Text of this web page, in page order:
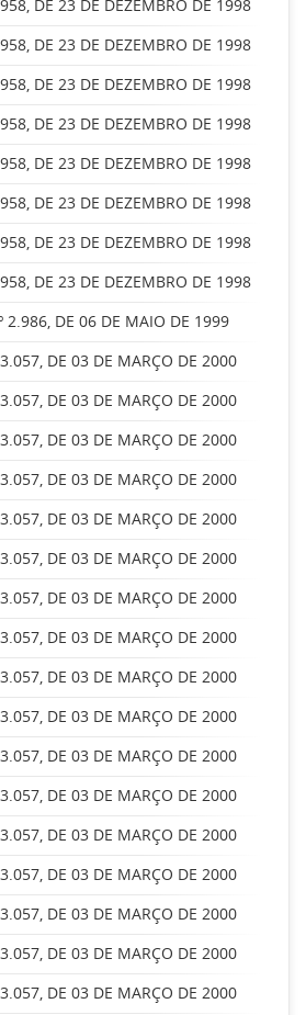
DE 23 DE DEZEMBRO DE 1998
DE 23 DE DEZEMBRO DE 1998
DE 23 DE DEZEMBRO DE 1998
DE 23 DE DEZEMBRO DE 1998
DE 23 DE DEZEMBRO DE 1998
DE 23 DE DEZEMBRO DE 1998
DE 23 DE DEZEMBRO DE 1998
DE 23 DE DEZEMBRO DE 1998
2.986, DE 06 DE MAIO DE 1999
DE 03 DE MARÇO DE 2000
DE 03 DE MARÇO DE 2000
DE 03 DE MARÇO DE 2000
DE 03 DE MARÇO DE 2000
DE 03 DE MARÇO DE 2000
DE 03 DE MARÇO DE 2000
DE 03 DE MARÇO DE 2000
DE 03 DE MARÇO DE 2000
DE 03 DE MARÇO DE 2000
DE 03 DE MARÇO DE 2000
DE 03 DE MARÇO DE 2000
DE 03 DE MARÇO DE 2000
DE 03 DE MARÇO DE 2000
DE 03 DE MARÇO DE 2000
DE 03 DE MARÇO DE 2000
DE 03 DE MARÇO DE 2000
DE 03 DE MARÇO DE 2000